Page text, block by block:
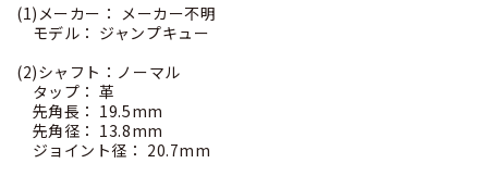
(1)メーカー： メーカー不明
モデル： ジャンプキュー
(2)シャフト：ノーマル
タップ： 革
先角長： 19.5mm
先角径： 13.8mm
ジョイント径： 20.7mm